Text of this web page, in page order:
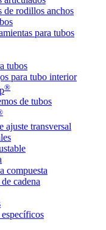
de rodillos anchos
para tubos
tubos
para tubo interior
®
de tubos
ajuste transversal
compuesta
cadena